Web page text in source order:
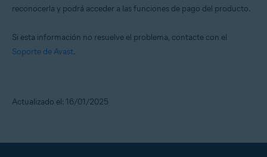
reconocerla y podrá acceder a las funciones de pago del producto.
Si esta información no resuelve el problema, contacte con el
Soporte de Avast.
Actualizado el: 16/01/2025